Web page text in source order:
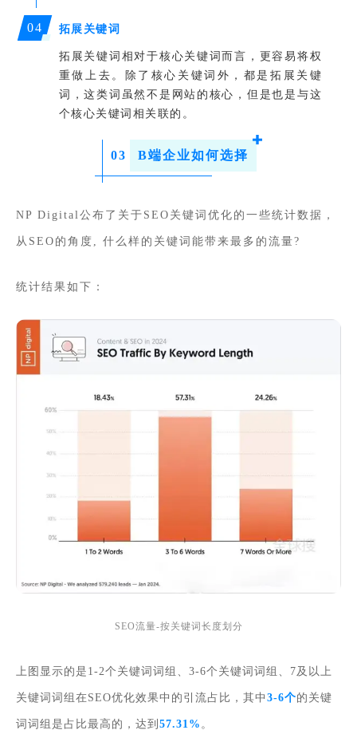
04 拓展关键词
拓展关键词相对于核心关键词而言，更容易将权
重做上去。除了核心关键词外，都是拓展关键
词，这类词虽然不是网站的核心，但是也是与这
个核心关键词相关联的。
03 B端企业如何选择
NP Digital公布了关于SEO关键词优化的一些统计数据，
从SEO的角度, 什么样的关键词能带来最多的流量?
统计结果如下：
SEO流量-按关键词长度划分
上图显示的是1-2个关键词词组、3-6个关键词词组、7及以上
关键词词组在SEO优化效果中的引流占比，其中 3-6个的 关键
词词组是占比最高的，达到 57.31% 。